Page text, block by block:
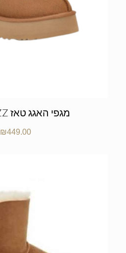
UGG TAZZ מגפי האגג טאז
₪449.00